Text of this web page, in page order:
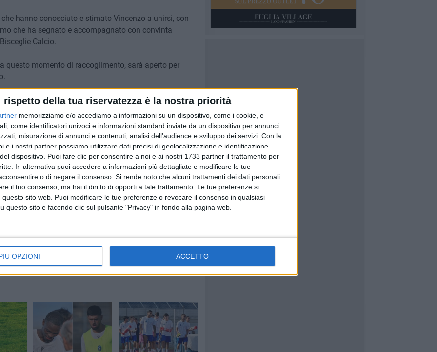
rispetto della tua riservatezza è la nostra priorità
memorizziamo e/o accediamo a informazioni su un dispositivo, come i cookie, e
come identificatori univoci e informazioni standard inviate da un dispositivo per annunci
misurazione di annunci e contenuti, analisi dell'audience e sviluppo dei servizi. Con la
e i nostri partner possiamo utilizzare dati precisi di geolocalizzazione e identificazione
dispositivo. Puoi fare clic per consentire a noi e ai nostri 1733 partner il trattamento per
In alternativa puoi accedere a informazioni più dettagliate e modificare le tue
o di negare il consenso. Si rende noto che alcuni trattamenti dei dati personali
il tuo consenso, ma hai il diritto di opporti a tale trattamento. Le tue preferenze si
sito web. Puoi modificare le tue preferenze o revocare il consenso in qualsiasi
questo sito e facendo clic sul pulsante "Privacy" in fondo alla pagina web.
OPZIONI ACCETTO
hanno conosciuto e stimato Vincenzo a unirsi, con
che ha segnato e accompagnato con convinta
Calcio.
questo momento di raccoglimento, sarà aperto per
6 AGOSTO 2026
Aspettando il Palio della Quercia: